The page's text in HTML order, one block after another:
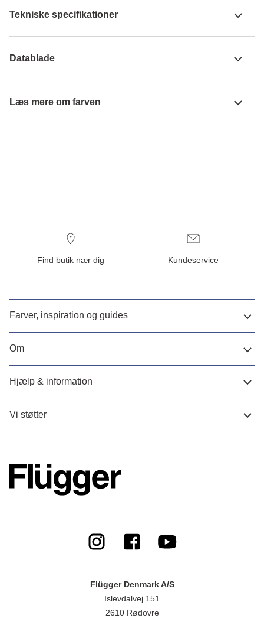
Tekniske specifikationer
Datablade
Læs mere om farven
Find butik nær dig Kundeservice
Farver, inspiration og guides
Om
Hjælp & information
Vi støtter
Flügger Denmark A/S
Islevdalvej 151
2610 Rødovre